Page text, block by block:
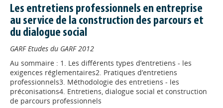
Les entretiens professionnels en entreprise
au service de la construction des parcours et
du dialogue social
GARF Etudes du GARF 2012
Au sommaire : 1. Les différents types d’entretiens - les
exigences réglementaires2. Pratiques d’entretiens
professionnels3. Méthodologie des entretiens - les
préconisations4. Entretiens, dialogue social et construction
de parcours professionnels